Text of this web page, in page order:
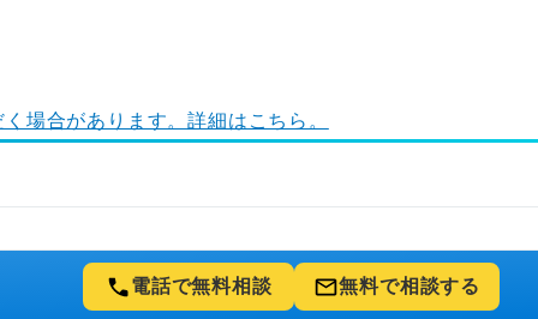
場合があります。詳細はこちら。
電話で無料相談 無料で相談する